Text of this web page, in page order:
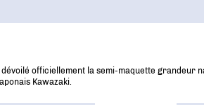
officiellement la semi-maquette grandeur
Kawazaki.